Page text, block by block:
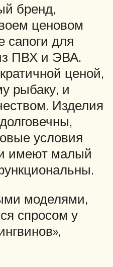
бренд,
ценовом
сапоги для
ПВХ и ЭВА.
ценой,
рыбаку, и
Изделия
условия
имеют малый
моделями,
спросом у